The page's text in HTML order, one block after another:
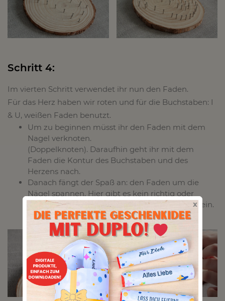
x
Schritt 4:
Im vierten Schritt verwendet ihr nun den Faden.
Für das Herz haben wir roten und für die Buchstaben: I
& U, weißen Faden benutzt.
Um zu beginnen müsst ihr den Faden mit dem
Nagel verknoten.
(Doppelknoten). Daraufhin geht ihr mit dem
Faden die Kontur des Buchstaben und des
Herzens nach.
Danach fängt der Spaß an: den Faden um die
Nägel spannen. Hier gibt es kein richtig oder
falsch, denn die Muster entstehen von ganz allein.